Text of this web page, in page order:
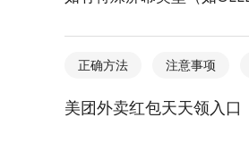
正确方法 注意事项
美团外卖红包天天领入口